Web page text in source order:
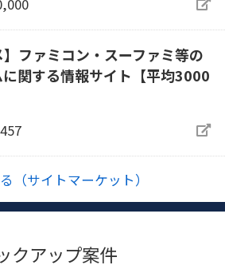
】ファミコン・スーファミ等の
関する情報サイト【平均3000
（サイトマーケット）
クアップ案件